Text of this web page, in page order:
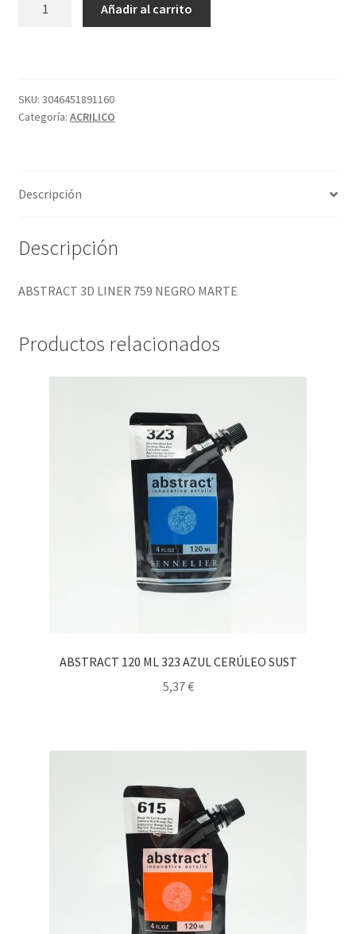
MARTE
cantidad
Añadir al carrito
SKU: 3046451891160
Categoría: ACRILICO
Descripción
Descripción
ABSTRACT 3D LINER 759 NEGRO MARTE
Productos relacionados
ABSTRACT 120 ML 323 AZUL CERÚLEO SUST
5,37€